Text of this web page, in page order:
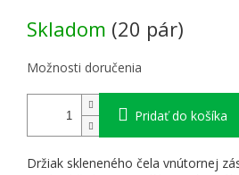
Skladom (20 pár)
Možnosti doručenia
Pridať do košíka
Držiak skleneného čela vnútornej